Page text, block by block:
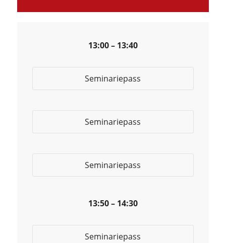
13:00 – 13:40
Seminariepass
Seminariepass
Seminariepass
13:50 – 14:30
Seminariepass